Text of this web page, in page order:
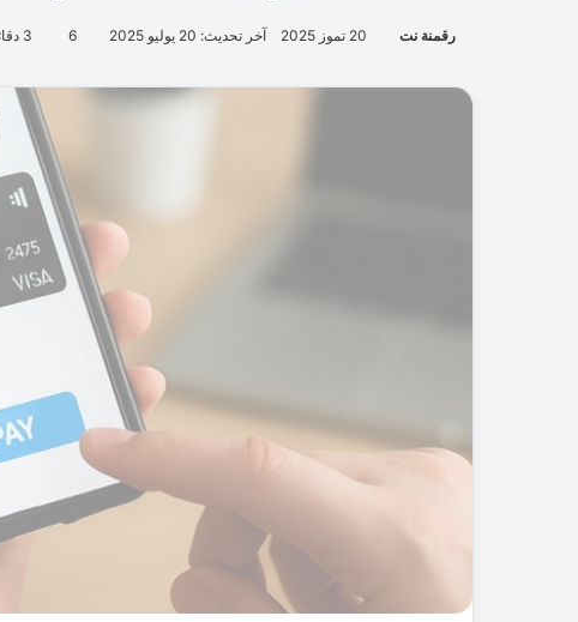
رقمنة نت 20 تموز 2025 آخر تحديث: 20 يوليو 2025 6